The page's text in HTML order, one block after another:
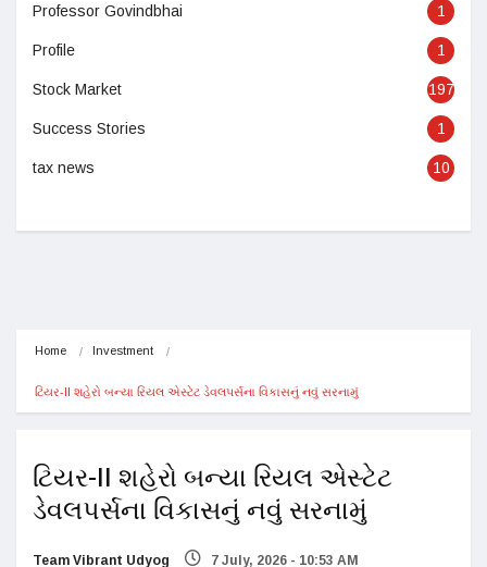
Professor Govindbhai 1
Profile 1
Stock Market 197
Success Stories 1
tax news 10
Home Investment
ટિયર-II શહેરો બન્યા રિયલ એસ્ટેટ ડેવલપર્સના વિકાસનું નવું સરનામું
ટિયર-II શહેરો બન્યા રિયલ એસ્ટેટ
ડેવલપર્સના વિકાસનું નવું સરનામું
Team Vibrant Udyog 7 July, 2026 - 10:53 AM